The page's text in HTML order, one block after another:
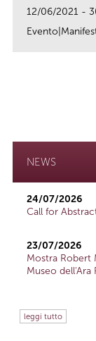
12/06/2021 -
NEWS
24/07/2026
Call for
23/07/2026
Mostra Robert
Museo dell'Ara
leggi tutto